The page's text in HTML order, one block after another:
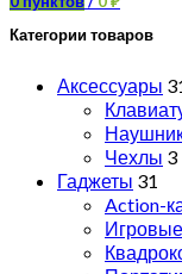
Категории товаров
Аксессуары
Чехлы 3
Гаджеты 31
Action-